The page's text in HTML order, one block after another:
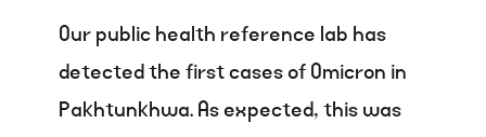
Our public health reference lab has
detected the first cases of Omicron in
Pakhtunkhwa. As expected, this was